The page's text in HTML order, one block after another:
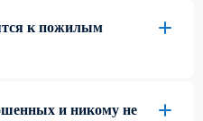
к пожилым
и никому не